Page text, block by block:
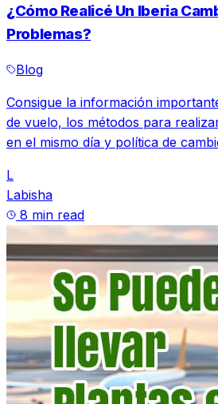
¿Cómo Realicé Un Iberia
Problemas?
Blog
Consigue la información
de vuelo, los métodos para
en el mismo día y política de
L
Labisha
8 min read